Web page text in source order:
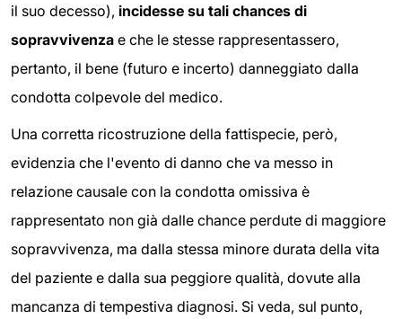
il suo decesso), incidesse su tali chances di
sopravvivenza e che le stesse rappresentassero,
pertanto, il bene (futuro e incerto) danneggiato dalla
condotta colpevole del medico.
Una corretta ricostruzione della fattispecie, però,
evidenzia che l'evento di danno che va messo in
relazione causale con la condotta omissiva è
rappresentato non già dalle chance perdute di maggiore
sopravvivenza, ma dalla stessa minore durata della vita
del paziente e dalla sua peggiore qualità, dovute alla
mancanza di tempestiva diagnosi. Si veda, sul punto,